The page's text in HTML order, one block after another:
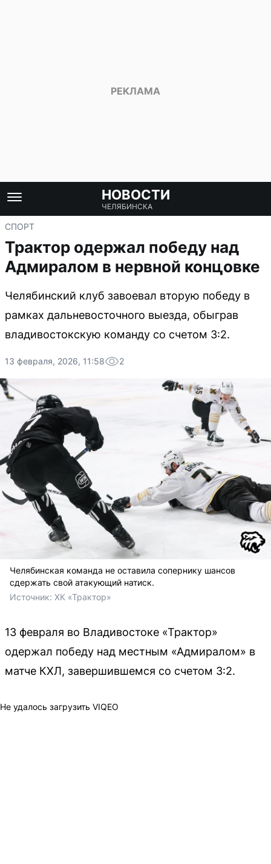
НОВОСТИ
ЧЕЛЯБИНСКА
СПОРТ
Трактор одержал победу над
Адмиралом в нервной концовке
Челябинский клуб завоевал вторую победу в
рамках дальневосточного выезда, обыграв
владивостокскую команду со счетом 3:2.
13 февраля, 2026, 11:58 2
Челябинская команда не оставила сопернику шансов
сдержать свой атакующий натиск.
Источник: ХК «Трактор»
13 февраля во Владивостоке «Трактор»
одержал победу над местным «Адмиралом» в
матче КХЛ, завершившемся со счетом 3:2.
Не удалось загрузить VIQEO